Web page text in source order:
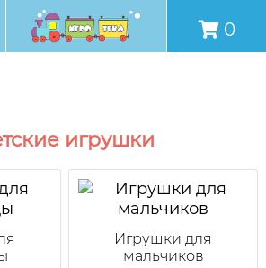
0
игрушки
Игрушки для
мальчиков